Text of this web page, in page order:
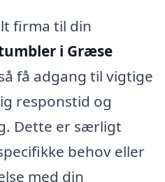
firma til din
i Græse
få adgang til vigtige
responstid og
Dette er særligt
behov eller
med din